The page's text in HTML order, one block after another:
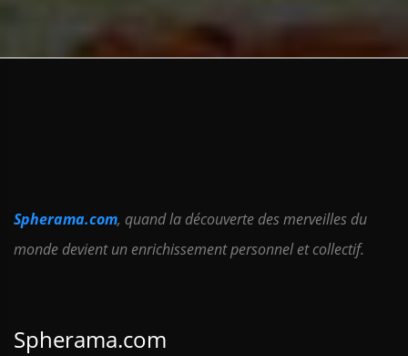
Spherama.com, quand la découverte des merveilles du
monde devient un enrichissement personnel et collectif.
Spherama.com